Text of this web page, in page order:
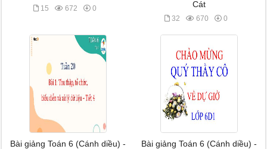
15 672 0
Cát
32 670 0
Bài giảng Toán 6 (Cánh diều) -
Bài giảng Toán 6 (Cánh diều) -